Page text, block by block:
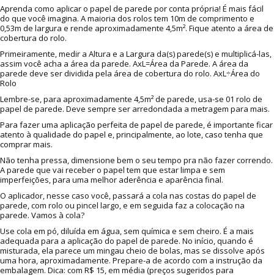
Aprenda como aplicar o papel de parede por conta própria! É mais fácil
do que você imagina. A maioria dos rolos tem 10m de comprimento e
0,53m de largura e rende aproximadamente 4,5m². Fique atento a área de
cobertura do rolo.
Primeiramente, medir a Altura e a Largura da(s) parede(s) e multiplicá-las,
assim você acha a área da parede. AxL=Área da Parede. A área da
parede deve ser dividida pela área de cobertura do rolo. AxL÷Área do
Rolo
Lembre-se, para aproximadamente 4,5m² de parede, usa-se 01 rolo de
papel de parede. Deve sempre ser arredondada a metragem para mais.
Para fazer uma aplicação perfeita de papel de parede, é importante ficar
atento à qualidade do papel e, principalmente, ao lote, caso tenha que
comprar mais.
Não tenha pressa, dimensione bem o seu tempo pra não fazer correndo.
A parede que vai receber o papel tem que estar limpa e sem
imperfeições, para uma melhor aderência e aparência final.
O aplicador, nesse caso você, passará a cola nas costas do papel de
parede, com rolo ou pincel largo, e em seguida faz a colocação na
parede. Vamos à cola?
Use cola em pó, diluída em água, sem química e sem cheiro. É a mais
adequada para a aplicação do papel de parede. No início, quando é
misturada, ela parece um mingau cheio de bolas, mas se dissolve após
uma hora, aproximadamente. Prepare-a de acordo com a instrução da
embalagem. Dica: com R$ 15, em média (preços sugeridos para